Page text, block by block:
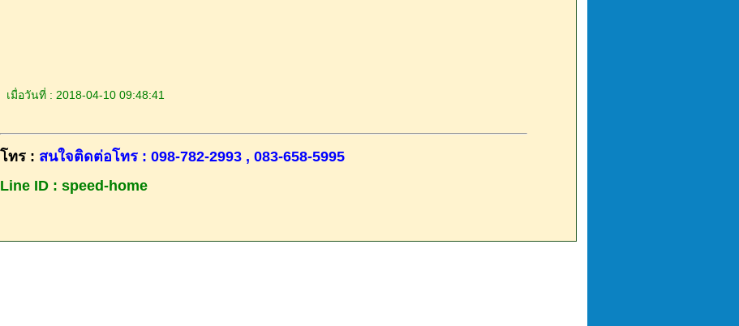
เมื่อวันที่ : 2018-04-10 09:48:41
โทร : สนใจติดต่อโทร : 098-782-2993 , 083-658-5995
Line ID : speed-home